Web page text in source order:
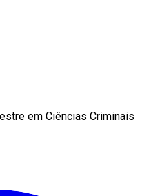
em Ciências Criminais